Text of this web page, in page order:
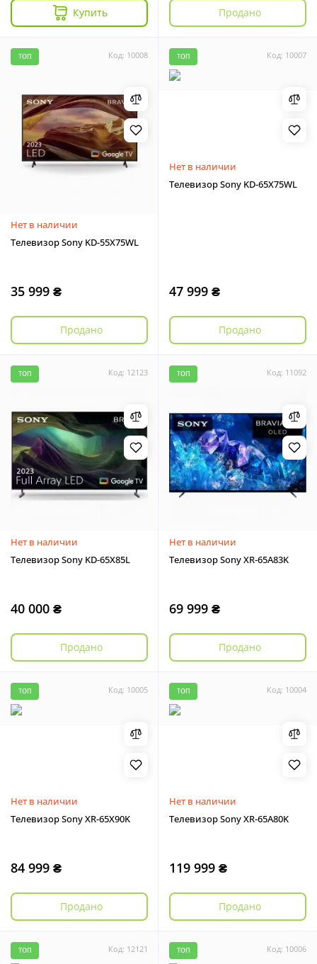
Купить Продано
Код: 10008
ТОП
Нет в наличии
Телевизор Sony KD-55X75WL
35 999 ₴
Продано
Код: 10007
ТОП
Нет в наличии
Телевизор Sony KD-65X75WL
47 999 ₴
Продано
Код: 12123
ТОП
Нет в наличии
Телевизор Sony KD-65X85L
40 000 ₴
Продано
Код: 11092
ТОП
Нет в наличии
Телевизор Sony XR-65A83K
69 999 ₴
Продано
Код: 10005
ТОП
Нет в наличии
Телевизор Sony XR-65X90K
84 999 ₴
Продано
Код: 10004
ТОП
Нет в наличии
Телевизор Sony XR-65A80K
119 999 ₴
Продано
Код: 12121
ТОП Код: 10006
ТОП